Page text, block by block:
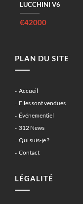
LUCCHINI V6
€42000
PLAN DU SITE
Accueil
Elles sont vendues
Événementiel
312 News
Qui suis-je ?
Contact
LÉGALITÉ